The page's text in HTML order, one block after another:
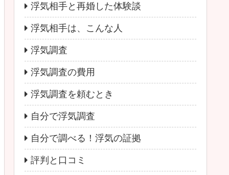
浮気相手と再婚した体験談
浮気相手は、こんな人
浮気調査
浮気調査の費用
浮気調査を頼むとき
自分で浮気調査
自分で調べる！浮気の証拠
評判と口コミ